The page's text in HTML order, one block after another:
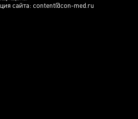
сайта: content@con-med.ru